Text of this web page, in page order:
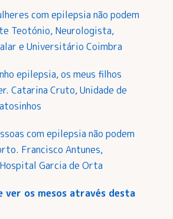
com epilepsia não podem
Teotónio, Neurologista,
e Universitário Coimbra
epilepsia, os meus filhos
Catarina Cruto, Unidade de
com epilepsia não podem
Francisco Antunes,
Garcia de Orta
ver os mesos através desta